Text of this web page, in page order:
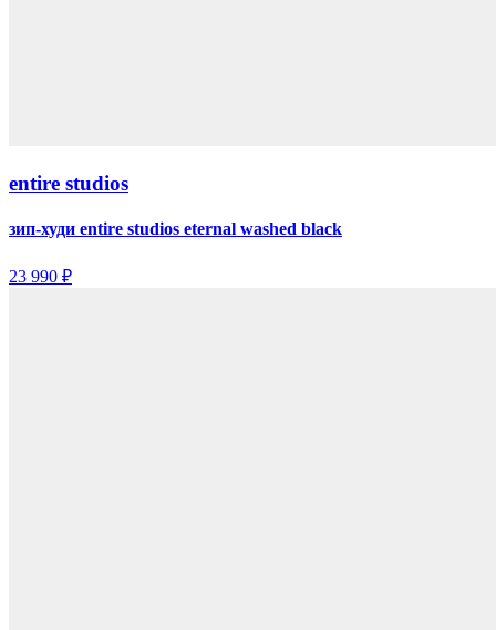
entire studios
зип-худи entire studios eternal washed black
23 990 ₽